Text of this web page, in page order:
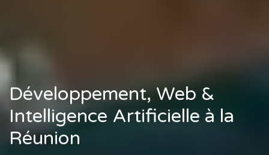
Développement, Web &
Intelligence Artificielle à la
Réunion